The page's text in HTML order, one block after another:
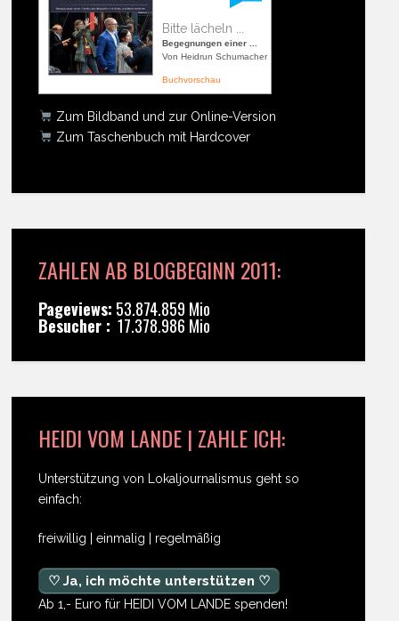
Bitte lächeln ...
Begegnungen einer ...
Von Heidrun Schumacher
Buchvorschau
Zum Bildband und zur Online-Version
Zum Taschenbuch mit Hardcover
ZAHLEN AB BLOGBEGINN 2011:
Pageviews: 53.874.859 Mio
Besucher : 17.378.986 Mio
HEIDI VOM LANDE | ZAHLE ICH:
Unterstützung von Lokaljournalismus geht so
einfach:
freiwillig | einmalig | regelmäßig
♡ Ja, ich möchte unterstützen ♡
Ab 1,- Euro für HEIDI VOM LANDE spenden!